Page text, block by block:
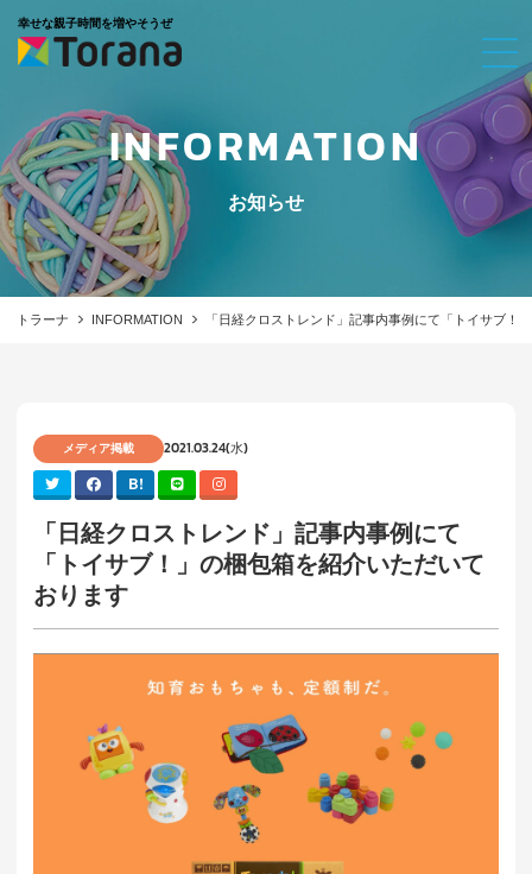
幸せな親子時間を増やそうぜ
INFORMATION
お知らせ
トラーナ INFORMATION 「日経クロストレンド」記事内事例にて「トイサブ！
メディア掲載 2021.03.24(水)
B!
「日経クロストレンド」記事内事例にて
「トイサブ！」の梱包箱を紹介いただいて
おります